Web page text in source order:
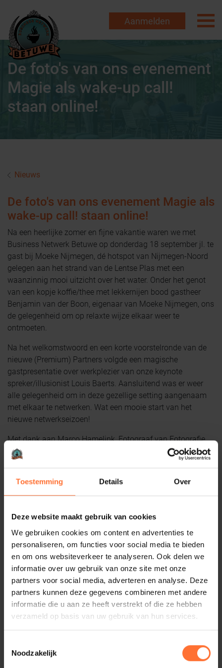
Toestemming Details Over
Deze website maakt gebruik van cookies
We gebruiken cookies om content en advertenties te
personaliseren, om functies voor social media te bieden
en om ons websiteverkeer te analyseren. Ook delen we
informatie over uw gebruik van onze site met onze
partners voor social media, adverteren en analyse. Deze
partners kunnen deze gegevens combineren met andere
informatie die u aan ze heeft verstrekt of die ze hebben
verzameld op basis van uw gebruik van hun services.
Noodzakelijk
Aanmelden
De foto's van ons evenement
Magie als wake-up call!
staan online!
Nieuws
De foto's van ons evenement Magie als
wake-up call! staan online!
Na een heerlijke zomer en fijne vakantie waren we met
Business Netwerk Betuwe op donderdag 18 september jl. te
gast bij Moeke Nijmegen, dé hotspot van Nijmegen-Noord
gelegen aan het strand van de Lentse Plas met een
waanzinnig mooi uitzicht over het water. Onder het genot
van een kopje koffie/thee met lekkernijen bood gastheer
Benjamin van der Boon, eigenaar van Moeke Nijmegen, ons
de gelegenheid om op relaxte wijze elkaar weer te
ontmoeten.
Na het welkomstwoord en een korte voorstelronde van de
nieuwe (Premium) Partners volgde een magische
gastpresentatie over werkplezier van onze keynote
spreker/illusionist Louis Baerts. Aansluitend was er weer
alle gelegenheid om in deze gezellige setting aangenaam
met elkaar te netwerken. Wat een mooie start van het
nieuwe netwerkseizoen!
Met dank aan Marco Hamelink, Fotograaf van Fotografie
Marco Hamelink en Ruimtestylist, voor de leuke foto's van
deze in alle opzichten zeer geslaagde ochtend!